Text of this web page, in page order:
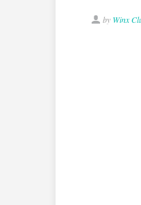
by Winx